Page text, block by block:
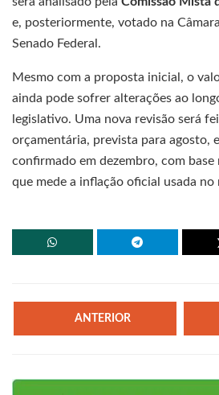
e, posteriormente, votado na
Senado Federal.
Mesmo com a proposta inicial, o
ainda pode sofrer alterações ao
legislativo. Uma nova revisão será
orçamentária, prevista para agosto,
confirmado em dezembro, com base
que mede a inflação oficial usada no
ANTERIOR